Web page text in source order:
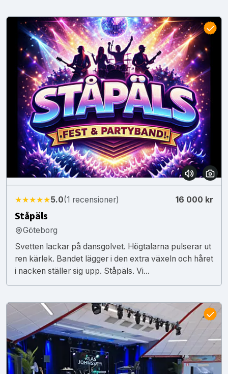
★★★★★5.0(1 recensioner) 16 000 kr
Ståpäls
Göteborg
Svetten lackar på dansgolvet. Högtalarna pulserar ut
ren kärlek. Bandet lägger i den extra växeln och håret
i nacken ställer sig upp. Ståpäls. Vi...